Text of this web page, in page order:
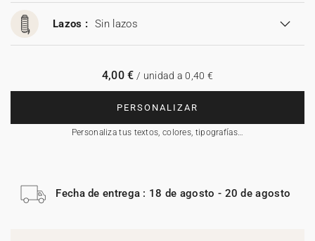
Lazos : Sin lazos
PERSONALIZAR
Personaliza tus textos, colores, tipografías…
4,00 € / unidad a 0,40 €
Fecha de entrega : 18 de agosto - 20 de agosto